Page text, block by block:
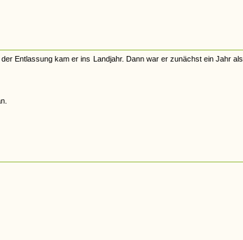
Entlassung kam er ins Landjahr. Dann war er zunächst ein Jahr als